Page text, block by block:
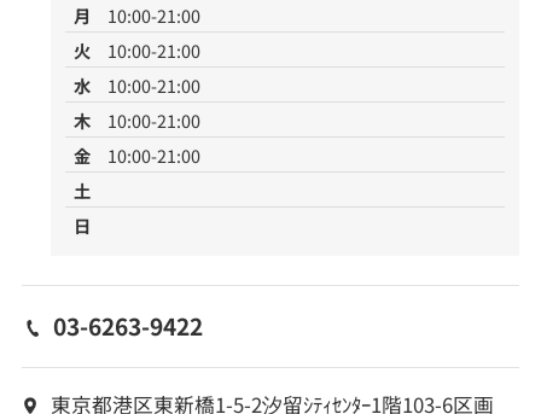
月
10:00-21:00
火
10:00-21:00
水
10:00-21:00
木
10:00-21:00
金
10:00-21:00
土
日
03-6263-9422
東京都港区東新橋1-5-2汐留ｼﾃｨｾﾝﾀｰ1階103-6区画